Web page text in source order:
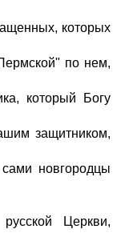
которых
по нем,
который Богу
защитником,
новгородцы
Церкви,